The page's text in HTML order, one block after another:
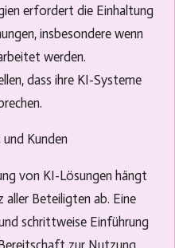
erfordert die Einhaltung
insbesondere wenn
werden.
dass ihre KI-Systeme
Kunden
von KI-Lösungen hängt
Beteiligten ab. Eine
schrittweise Einführung
zur Nutzung